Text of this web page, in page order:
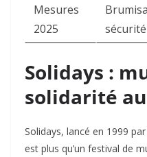
Mesures
2025
Solidays :
solidarité
Solidays, lancé en 1999
est plus qu’un festival de